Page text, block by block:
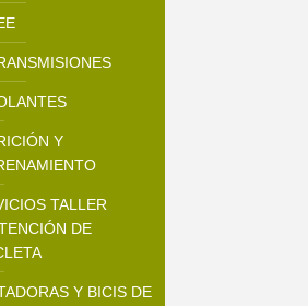
Y
TALLER
DE
Y BICIS DE